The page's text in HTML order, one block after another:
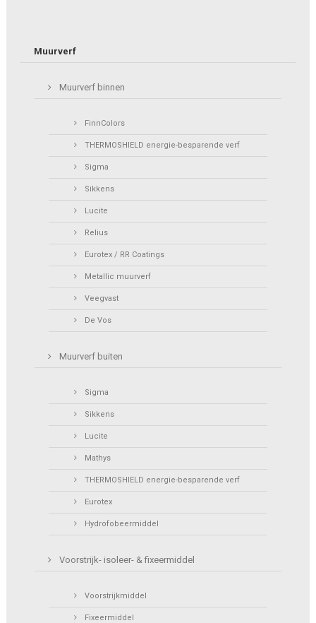
Muurverf
Muurverf binnen
FinnColors
THERMOSHIELD energie-besparende verf
Sigma
Sikkens
Lucite
Relius
Eurotex / RR Coatings
Metallic muurverf
Veegvast
De Vos
Muurverf buiten
Sigma
Sikkens
Lucite
Mathys
THERMOSHIELD energie-besparende verf
Eurotex
Hydrofobeermiddel
Voorstrijk- isoleer- & fixeermiddel
Voorstrijkmiddel
Fixeermiddel